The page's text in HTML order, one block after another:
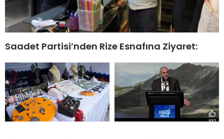
Saadet Partisi’nden Rize Esnafına Ziyaret: